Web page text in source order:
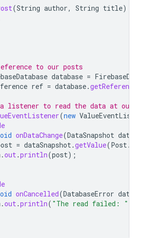
(String author, String title)
to our posts
database =
ref = database.getReference
listener to read the data at our
(new
onDataChange(DataSnapshot
= dataSnapshot.getValue(Post.
.out.println(post);
onCancelled(DatabaseError
.out.println( "The read failed: "